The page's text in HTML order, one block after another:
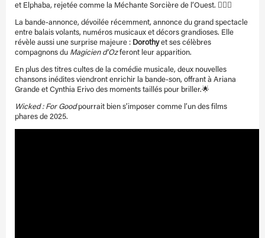
et Elphaba, rejetée comme la Méchante Sorcière de l’Ouest. 🧙‍♀️✨
La bande-annonce, dévoilée récemment, annonce du grand spectacle
entre balais volants, numéros musicaux et décors grandioses. Elle
révèle aussi une surprise majeure : Dorothyet ses célèbres
compagnons du Magicien d’Ozferont leur apparition.
En plus des titres cultes de la comédie musicale, deux nouvelles
chansons inédites viendront enrichir la bande-son, offrant à Ariana
Grande et Cynthia Erivo des moments taillés pour briller.🌟
Wicked : For Goodpourrait bien s’imposer comme l’un des films
phares de 2025.